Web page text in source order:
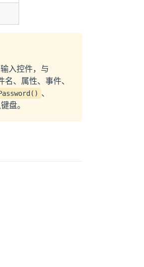
输入控件，与
名、属性、事件、
、
盘。